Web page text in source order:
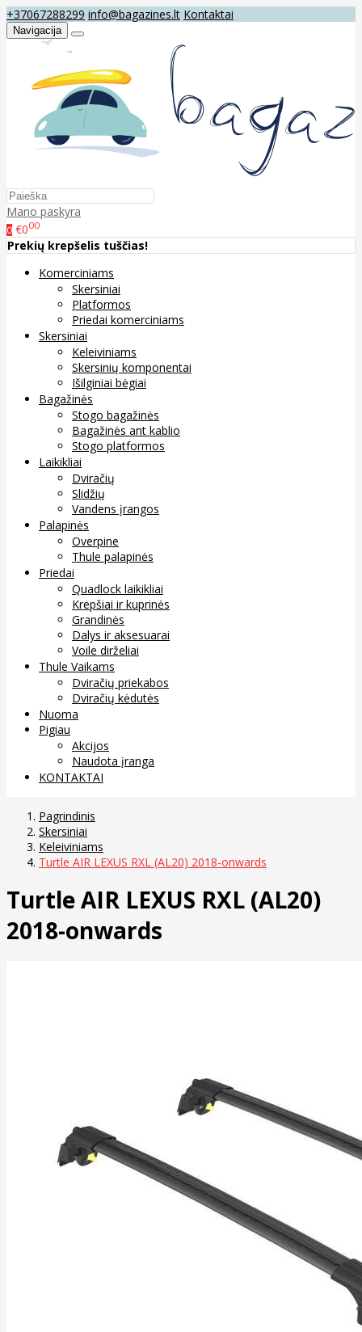
+37067288299 info@bagazines.lt Kontaktai
Navigacija
Mano paskyra
0 €000
Prekių krepšelis tuščias!
Komerciniams
Skersiniai
Platformos
Priedai komerciniams
Skersiniai
Keleiviniams
Skersinių komponentai
Išilginiai bėgiai
Bagažinės
Stogo bagažinės
Bagažinės ant kablio
Stogo platformos
Laikikliai
Dviračių
Slidžių
Vandens įrangos
Palapinės
Overpine
Thule palapinės
Priedai
Quadlock laikikliai
Krepšiai ir kuprinės
Grandinės
Dalys ir aksesuarai
Voile dirželiai
Thule Vaikams
Dviračių priekabos
Dviračių kėdutės
Nuoma
Pigiau
Akcijos
Naudota įranga
KONTAKTAI
Pagrindinis
Skersiniai
Keleiviniams
Turtle AIR LEXUS RXL (AL20) 2018-onwards
Turtle AIR LEXUS RXL (AL20)
2018-onwards